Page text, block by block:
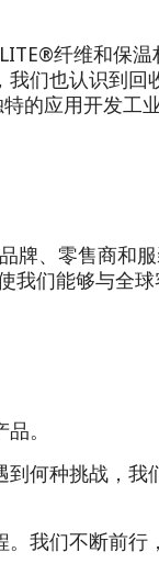
纤维和保
们也认识到
的应用开发工
牌、零售商和
我们能够与全
。
何种挑战，
我们不断前